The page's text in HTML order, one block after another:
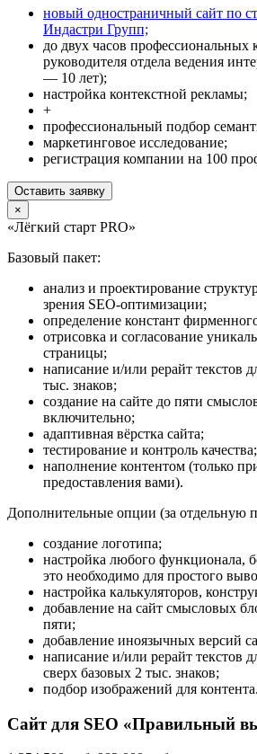
новый одностраничный сайт по
Индастри Групп;
до двух часов профессиональных
руководителя отдела ведения
— 10 лет);
настройка контекстной рекламы;
+
профессиональный подбор
маркетинговое исследование;
регистрация компании на 100
Оставить заявку
×
«Лёгкий старт PRO»
Базовый пакет:
анализ и проектирование
зрения SEO-оптимизации;
определение констант
отрисовка и согласование
страницы;
написание и/или рерайт текстов
тыс. знаков;
создание на сайте до пяти
включительно;
адаптивная вёрстка сайта;
тестирование и контроль качества;
наполнение контентом (только
предоставления вами).
Дополнительные опции (за отдельную
создание логотипа;
настройка любого функционала,
это необходимо для простого
настройка калькуляторов,
добавление на сайт смысловых
пяти;
добавление иноязычных версий
написание и/или рерайт текстов
сверх базовых 2 тыс. знаков;
подбор изображений для контента.
Сайт для SEO «Правильный